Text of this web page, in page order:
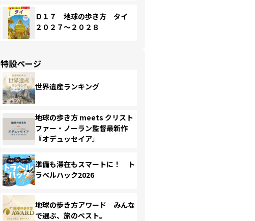
Ｄ１７ 地球の歩き方 タイ
２０２７～２０２８
特設ページ
世界遺産ランキング
地球の歩き方 meets クリスト
ファー・ノーラン監督最新作
『オデュッセイア』
準備も滞在もスマートに！ ト
ラベルハック2026
地球の歩き方アワード みんな
で選ぶ、旅のベスト。